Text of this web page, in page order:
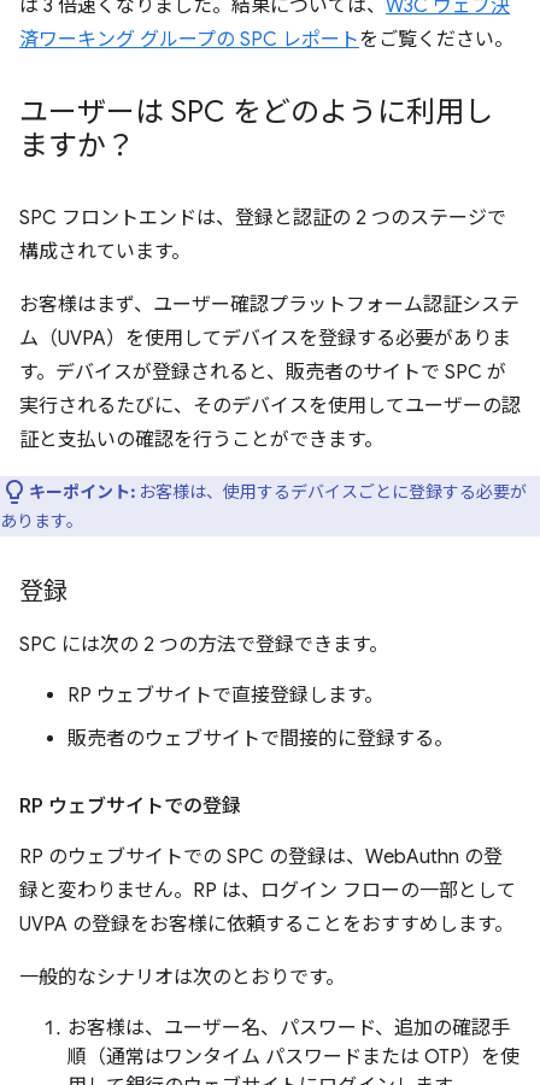
は 3 倍速くなりました。結果については、 W3C ウェブ決
済ワーキング グループの SPC レポートをご覧ください。
ユーザーは SPC をどのように利用し
ますか？
SPC フロントエンドは、登録と認証の 2 つのステージで
構成されています。
お客様はまず、ユーザー確認プラットフォーム認証システ
ム（UVPA）を使用してデバイスを登録する必要がありま
す。デバイスが登録されると、販売者のサイトで SPC が
実行されるたびに、そのデバイスを使用してユーザーの認
証と支払いの確認を行うことができます。
キーポイント: お客様は、使用するデバイスごとに登録する必要が
あります。
登録
SPC には次の 2 つの方法で登録できます。
RP ウェブサイトで直接登録します。
販売者のウェブサイトで間接的に登録する。
RP ウェブサイトでの登録
RP のウェブサイトでの SPC の登録は、WebAuthn の登
録と変わりません。RP は、ログイン フローの一部として
UVPA の登録をお客様に依頼することをおすすめします。
一般的なシナリオは次のとおりです。
お客様は、ユーザー名、パスワード、追加の確認手
順（通常はワンタイム パスワードまたは OTP）を使